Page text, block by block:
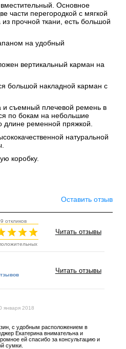
Основное
части перегородкой с мягкой
прочной ткани, есть большой
на удобный
вертикальный карман на
большой накладной карман с
и съемный плечевой ремень в
по бокам на небольшие
длине ременной пряжкой.
натуральной
коробку.
Оставить отзыв
откликов
Читать отзывы
Читать отзывы
января 2018
с удобным расположением в
Екатерина внимательна и
ей спасибо за консультацию и
сумки.